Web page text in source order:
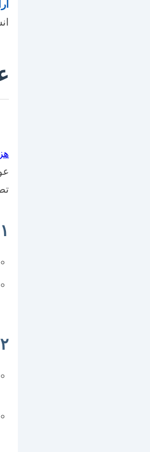
۱. موضوع و پیچیدگی پژوهش
۲. حجم و نوع داده‌ها